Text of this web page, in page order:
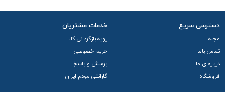
رده LTE Cat 6 پشتیبانی می‌کند و قادر به ارائه سرعت دانلود تا
۳۰۰ مگابیت بر ثانیه و سرعت آپلود تا ۱۰۰ مگابیت بر ثانیه
می‌باشد.
دسترسی سریع
مجله
تماس باما
درباره ی ما
فروشگاه
خدمات مشتریان
رویه بازگردانی کالا
حریم خصوصی
پرسش و پاسخ
گارانتی مودم ایران